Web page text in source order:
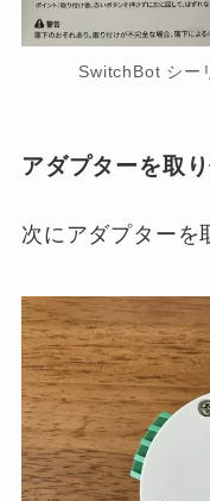
SwitchBot シー
アダプターを取
次にアダプターを